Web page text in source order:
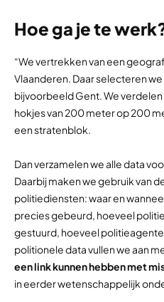
Hoe ga je te
“We vertrekken van een
Vlaanderen. Daar selecteren
bijvoorbeeld Gent. We
hokjes van 200 meter op 200
een stratenblok.
Dan verzamelen we alle data
Daarbij maken we gebruik van
politiediensten: waar en
precies gebeurd, hoeveel
gestuurd, hoeveel
politionele data vullen we aan
een link kunnen hebben met
in eerder wetenschappelijk